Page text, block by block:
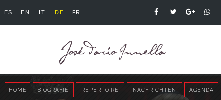
ES EN IT DE FR
HOME BIOGRAFIE REPERTOIRE NACHRICHTEN AGENDA